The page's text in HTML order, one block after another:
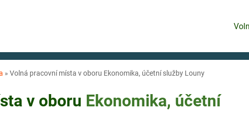
» Volná pracovní místa v oboru Ekonomika, účetní služby Louny
v oboru Ekonomika, účetní